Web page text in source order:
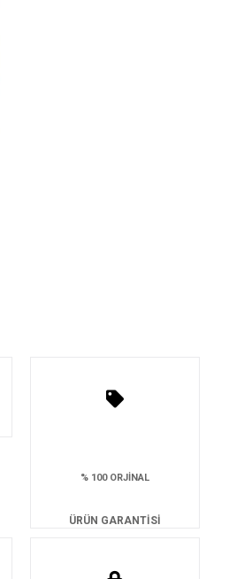
% 100 ORJİNAL
ÜRÜN GARANTİSİ